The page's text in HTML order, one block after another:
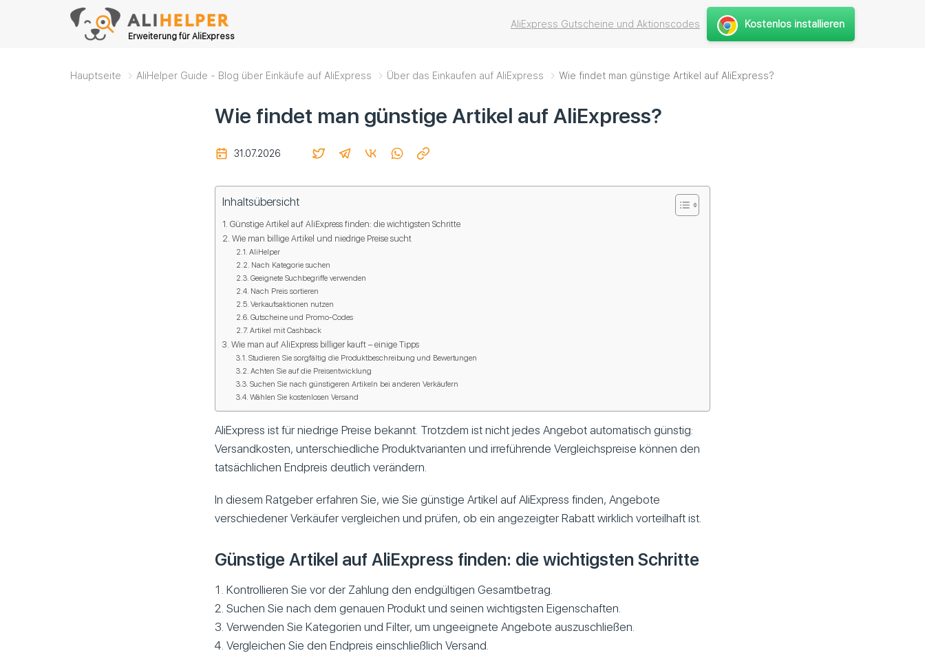
Erweiterung für AliExpress
AliExpress Gutscheine und Aktionscodes Kostenlos installieren
Hauptseite AliHelper Guide - Blog über Einkäufe auf AliExpress Über das Einkaufen auf AliExpress Wie findet man günstige Artikel auf AliExpress?
Wie findet man günstige Artikel auf AliExpress?
31.07.2026
Inhaltsübersicht
Günstige Artikel auf AliExpress finden: die wichtigsten Schritte
Wie man billige Artikel und niedrige Preise sucht
AliHelper
Nach Kategorie suchen
Geeignete Suchbegriffe verwenden
Nach Preis sortieren
Verkaufsaktionen nutzen
Gutscheine und Promo-Codes
Artikel mit Cashback
Wie man auf AliExpress billiger kauft – einige Tipps
Studieren Sie sorgfältig die Produktbeschreibung und Bewertungen
Achten Sie auf die Preisentwicklung
Suchen Sie nach günstigeren Artikeln bei anderen Verkäufern
Wählen Sie kostenlosen Versand
AliExpress ist für niedrige Preise bekannt. Trotzdem ist nicht jedes Angebot automatisch günstig:
Versandkosten, unterschiedliche Produktvarianten und irreführende Vergleichspreise können den
tatsächlichen Endpreis deutlich verändern.
In diesem Ratgeber erfahren Sie, wie Sie günstige Artikel auf AliExpress finden, Angebote
verschiedener Verkäufer vergleichen und prüfen, ob ein angezeigter Rabatt wirklich vorteilhaft ist.
Günstige Artikel auf AliExpress finden: die wichtigsten Schritte
Kontrollieren Sie vor der Zahlung den endgültigen Gesamtbetrag.
Suchen Sie nach dem genauen Produkt und seinen wichtigsten Eigenschaften.
Verwenden Sie Kategorien und Filter, um ungeeignete Angebote auszuschließen.
Vergleichen Sie den Endpreis einschließlich Versand.